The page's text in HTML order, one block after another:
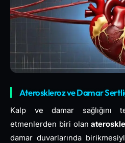
Ateroskleroz ve Damar
Kalp ve damar
etmenlerden biri olan
damar duvarlarında